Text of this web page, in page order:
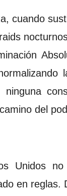
cuando
del
Unidos
en reglas.